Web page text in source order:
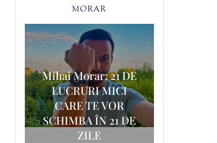
MORAR
Mihai Morar: 21 DE
LUCRURI MICI
CARE TE VOR
SCHIMBA ÎN 21 DE
ZILE